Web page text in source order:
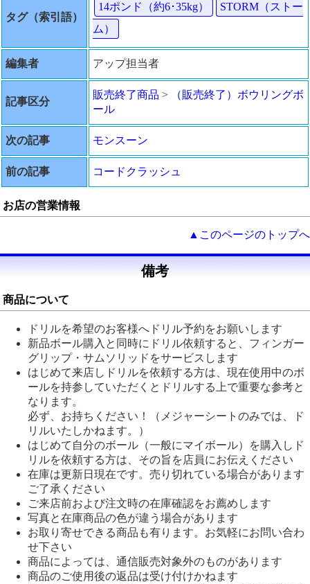
タグ（索引語）
14ポンド（約6･35kg）
STORM（ストー
ム）
編集者 アップ担当者
記事区分
販売終了商品 >
（販売終了）ボウリングボ
ール
次の記事 モンスーン
前の記事 コードクラッシュ
お店の営業情報
▲このページのトップへ
備考
商品について
ドリルを希望のお客様へドリル予約をお願いします
新品ボール購入と同時にドリル依頼すると、フィンガー
グリップ・サムソリッドをサービスします
はじめて来店しドリルを依頼する方は、現在使用中のボ
ールを持参していただくとドリルする上で重要な参考と
なります。
必ず、お持ちください！（メジャーシートのみでは、ド
リルいたしかねます。）
はじめて自分のボール（一般にマイボール）を購入しド
リルを依頼する方は、その旨を店員にお伝えください
在庫は更新日現在です。売り切れている場合があります
ご了承ください
ご来店前および注文時の在庫確認をお薦めします
写真と在庫商品の色が違う場合があります
お取り寄せできる商品も有ります。お気軽にお問い合わ
せ下さい
商品によっては、通信販売対象外のものがあります
商品のご使用後の返品は受け付けかねます